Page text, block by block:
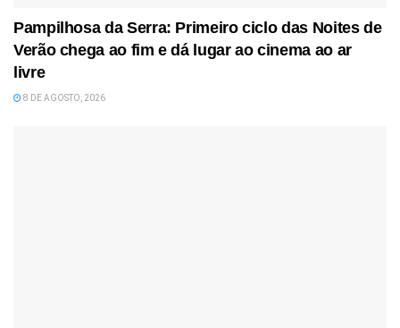
Pampilhosa da Serra: Primeiro ciclo das Noites de
Verão chega ao fim e dá lugar ao cinema ao ar
livre
8 DE AGOSTO, 2026